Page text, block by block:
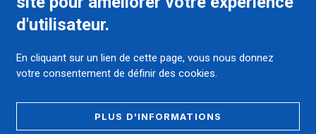
cedex 9
Ensemble, soutenons et développons l'innovation médicale,
pour les patients et leurs proches.
d'utilisateur.
En cliquant sur un lien de cette page, vous nous donnez
votre consentement de définir des cookies.
PLUS D'INFORMATIONS